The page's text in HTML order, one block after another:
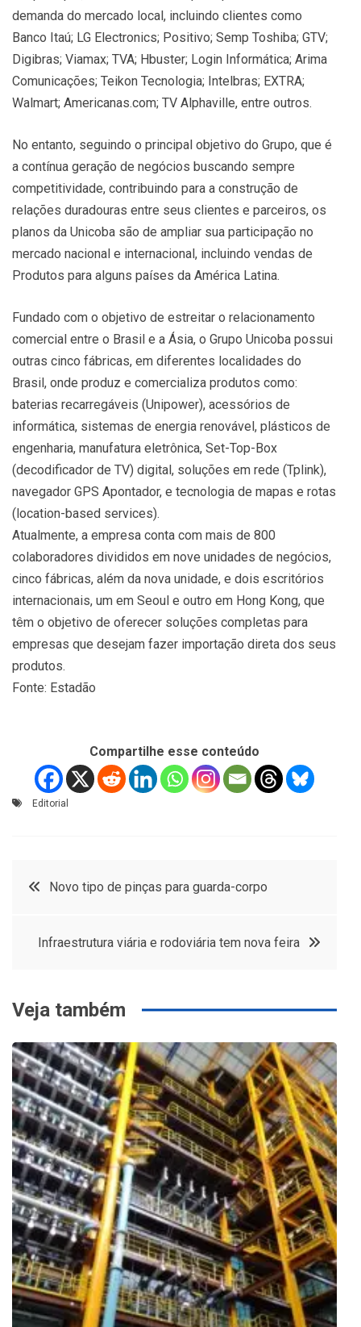
demanda do mercado local, incluindo clientes como
Banco Itaú; LG Electronics; Positivo; Semp Toshiba; GTV;
Digibras; Viamax; TVA; Hbuster; Login Informática; Arima
Comunicações; Teikon Tecnologia; Intelbras; EXTRA;
Walmart; Americanas.com; TV Alphaville, entre outros.
No entanto, seguindo o principal objetivo do Grupo, que é
a contínua geração de negócios buscando sempre
competitividade, contribuindo para a construção de
relações duradouras entre seus clientes e parceiros, os
planos da Unicoba são de ampliar sua participação no
mercado nacional e internacional, incluindo vendas de
Produtos para alguns países da América Latina.
Fundado com o objetivo de estreitar o relacionamento
comercial entre o Brasil e a Ásia, o Grupo Unicoba possui
outras cinco fábricas, em diferentes localidades do
Brasil, onde produz e comercializa produtos como:
baterias recarregáveis (Unipower), acessórios de
informática, sistemas de energia renovável, plásticos de
engenharia, manufatura eletrônica, Set-Top-Box
(decodificador de TV) digital, soluções em rede (Tplink),
navegador GPS Apontador, e tecnologia de mapas e rotas
(location-based services).
Atualmente, a empresa conta com mais de 800
colaboradores divididos em nove unidades de negócios,
cinco fábricas, além da nova unidade, e dois escritórios
internacionais, um em Seoul e outro em Hong Kong, que
têm o objetivo de oferecer soluções completas para
empresas que desejam fazer importação direta dos seus
produtos.
Fonte: Estadão
Compartilhe esse conteúdo
Editorial
Navegação
Novo tipo de pinças para guarda-corpo
Infraestrutura viária e rodoviária tem nova feira
Veja também